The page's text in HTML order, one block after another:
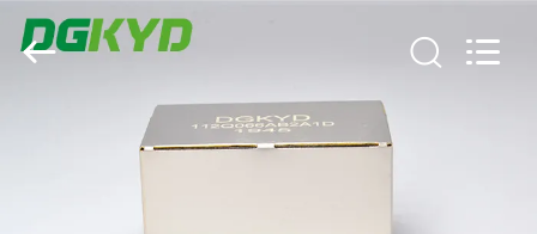
ΠΡΟΪΌΝΤΑ
Electronic
Technology
Co.,ltd.